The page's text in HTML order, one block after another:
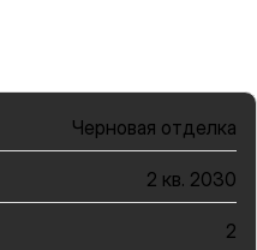
Черновая отделка
2 кв. 2030
2